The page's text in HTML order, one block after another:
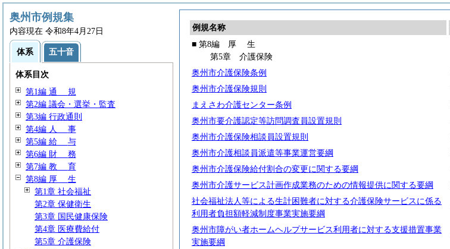
例規名称
■ 第8編 厚 生
第5章 介護保険
奥州市介護保険条例
奥州市介護保険規則
まえさわ介護センター条例
奥州市要介護認定等訪問調査員設置規則
奥州市介護保険相談員設置規則
奥州市介護相談員派遣等事業運営要綱
奥州市介護保険給付割合の変更に関する要綱
奥州市介護サービス計画作成業務のための情報提供に関する要綱
社会福祉法人等による生計困難者に対する介護保険サービスに係る
利用者負担額軽減制度事業実施要綱
奥州市障がい者ホームヘルプサービス利用者に対する支援措置事業
実施要綱
奥州市例規集
内容現在 令和8年4月27日
体系 五十音
体系目次
第1編 通 規
第2編 議会・選挙・監査
第3編 行政通則
第4編 人 事
第5編 給 与
第6編 財 務
第7編 教 育
第8編 厚 生
第1章 社会福祉
第2章 保健衛生
第3章 国民健康保険
第4章 医療費給付
第5章 介護保険